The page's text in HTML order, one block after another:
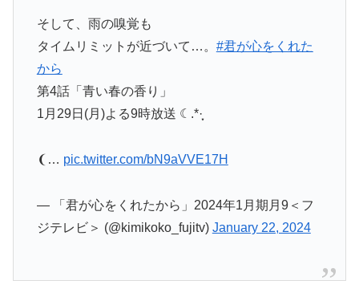
そして、雨の嗅覚も
タイムリミットが近づいて…。 #君が心をくれた
から
第4話「青い春の香り」
1月29日(月)よる9時放送 ☾.*·̩͙
❨… pic.twitter.com/bN9aVVE17H
— 「君が心をくれたから」2024年1月期月9＜フ
ジテレビ＞ (@kimikoko_fujitv) January 22, 2024